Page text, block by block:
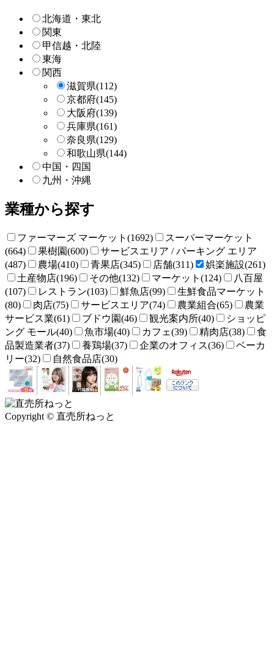
北海道・東北
関東
甲信越・北陸
東海
関西
滋賀県(112)
京都府(145)
大阪府(139)
兵庫県(161)
奈良県(129)
和歌山県(144)
中国・四国
九州・沖縄
業種から探す
ファーマーズ マーケット(1692)
スーパーマーケット
(664)
果樹園(600)
サービスエリア / パーキング エリア
(487)
農場(410) 青果店(345) 店舗(311)
娯楽施設(261)
土産物店(196)
その他(132) マーケット(124)
八百屋
(107)
レストラン(103) 鮮魚店(99)
生鮮食品マーケット
(80)
肉店(75) サービスエリア(74) 農業組合(65)
農業
サービス業(61)
ブドウ園(46) 観光案内所(40)
ショッピ
ング モール(40)
魚市場(40) カフェ(39) 精肉店(38)
食
品製造業者(37)
養鶏場(37) 企業のオフィス(36)
ベーカ
リー(32)
自然食品店(30)
Copyright © 直売所ねっと